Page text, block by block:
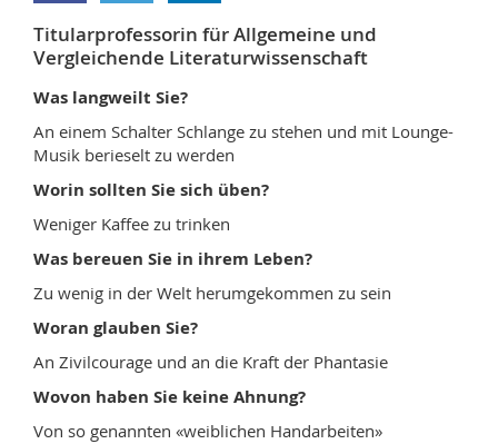
Interfakultär
Doktorierende
MyUnifr
Titularprofessorin für Allgemeine und
Vergleichende Literaturwissenschaft
Was langweilt Sie?
An einem Schalter Schlange zu stehen und mit Lounge-
Musik berieselt zu werden
Worin sollten Sie sich üben?
Weniger Kaffee zu trinken
Was bereuen Sie in ihrem Leben?
Zu wenig in der Welt herumgekommen zu sein
Woran glauben Sie?
An Zivilcourage und an die Kraft der Phantasie
Wovon haben Sie keine Ahnung?
Von so genannten «weiblichen Handarbeiten»